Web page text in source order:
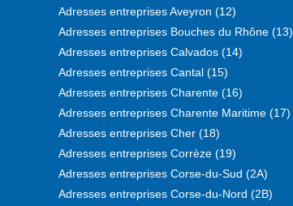
Adresses entreprises Aveyron (12)
Adresses entreprises Bouches du Rhône (13)
Adresses entreprises Calvados (14)
Adresses entreprises Cantal (15)
Adresses entreprises Charente (16)
Adresses entreprises Charente Maritime (17)
Adresses entreprises Cher (18)
Adresses entreprises Corrèze (19)
Adresses entreprises Corse-du-Sud (2A)
Adresses entreprises Corse-du-Nord (2B)